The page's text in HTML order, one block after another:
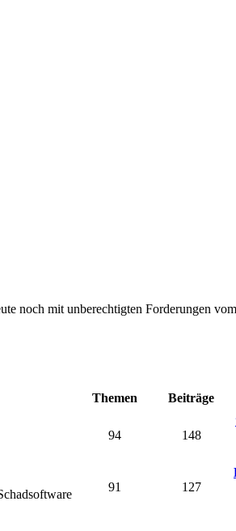
noch mit unberechtigten Forderungen vom
Themen Beiträge
94 148
91 127